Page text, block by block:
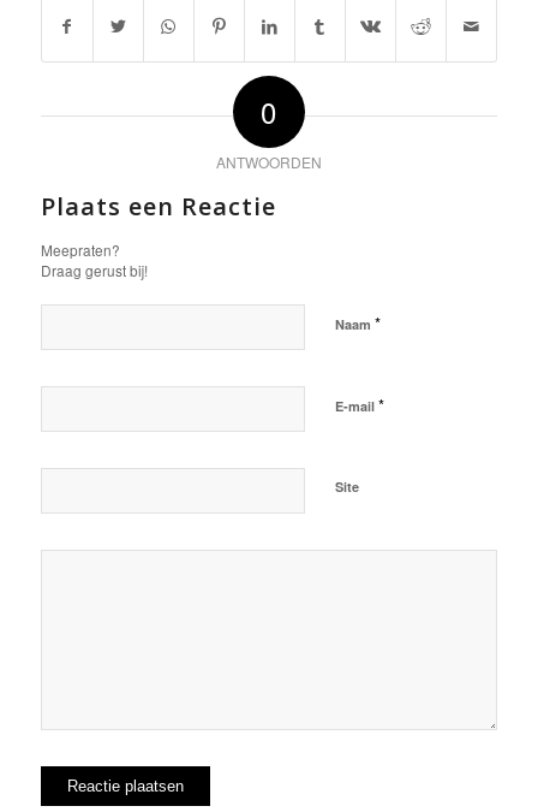
0
ANTWOORDEN
Plaats een Reactie
Meepraten?
Draag gerust bij!
Naam *
E-mail *
Site